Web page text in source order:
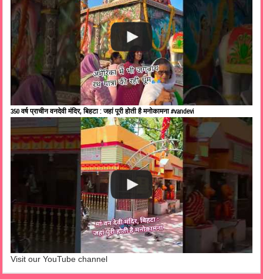
350 वर्ष प्राचीन वनदेवी मंदिर, बिहटा : जहां पूरी होती है मनोकामना #vandevi
Visit our YouTube channel